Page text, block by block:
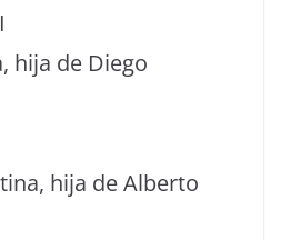
hija de Diego
hija de Alberto